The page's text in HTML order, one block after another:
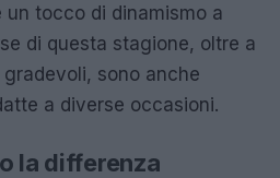
tocco di dinamismo a
di questa stagione, oltre a
sono anche
a diverse occasioni.
la differenza